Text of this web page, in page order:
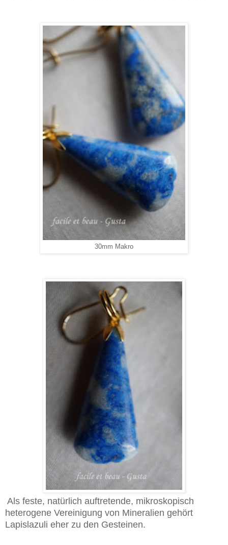
30mm Makro
Als feste, natürlich auftretende, mikroskopisch
heterogene Vereinigung von Mineralien gehört
Lapislazuli eher zu den Gesteinen.